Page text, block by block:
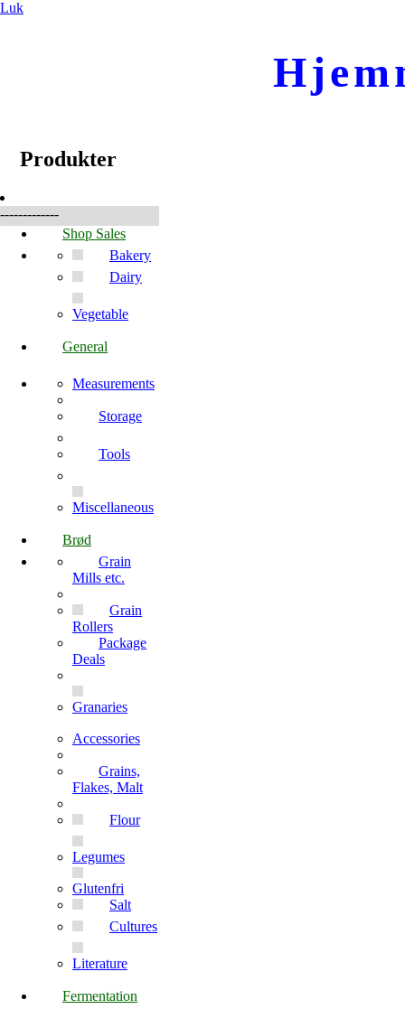
Luk
Produkter
-------------
Shop Sales
Bakery
Dairy
Vegetable
General
Measurements
Storage
Tools
Miscellaneous
Brød
Grain
Mills etc.
Grain
Rollers
Package
Deals
Granaries
Accessories
Grains,
Flakes, Malt
Flour
Legumes
Glutenfri
Salt
Cultures
Literature
Fermentation